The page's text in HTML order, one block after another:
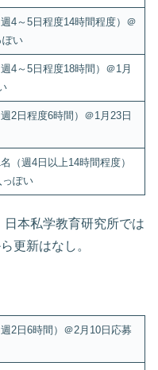
4～5日程度14時間程度）＠
い
4～5日程度18時間）＠1月
2日程度6時間）＠1月23日
（週4日以上14時間程度）
ぽい
本私学教育研究所では
更新はなし。
2日6時間）＠2月10日応募